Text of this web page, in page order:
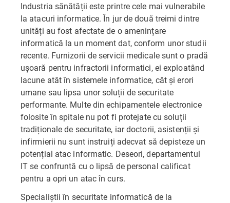
Industria sănătății este printre cele mai vulnerabile
la atacuri informatice. În jur de două treimi dintre
unități au fost afectate de o amenințare
informatică la un moment dat, conform unor studii
recente. Furnizorii de servicii medicale sunt o pradă
ușoară pentru infractorii informatici, ei exploatând
lacune atât în sistemele informatice, cât și erori
umane sau lipsa unor soluții de securitate
performante. Multe din echipamentele electronice
folosite în spitale nu pot fi protejate cu soluții
tradiționale de securitate, iar doctorii, asistenții și
infirmierii nu sunt instruiți adecvat să depisteze un
potențial atac informatic. Deseori, departamentul
IT se confruntă cu o lipsă de personal calificat
pentru a opri un atac în curs.
Specialiștii în securitate informatică de la